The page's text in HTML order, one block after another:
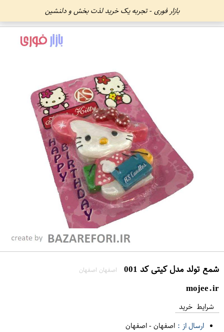
بازار فوری - تجربه یک خرید لذت بخش و دلنشین
شمع تولد مدل کیتی کد 001 اصفهان اصفهان
mojee.ir
شرایط خرید
ارسال از : اصفهان-اصفهان